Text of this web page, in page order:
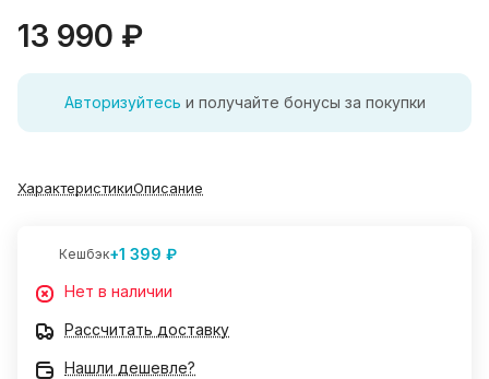
13 990 ₽
Авторизуйтесь и получайте бонусы за покупки
ХарактеристикиОписание
Кешбэк+1 399 ₽
Нет в наличии
Рассчитать доставку
Нашли дешевле?